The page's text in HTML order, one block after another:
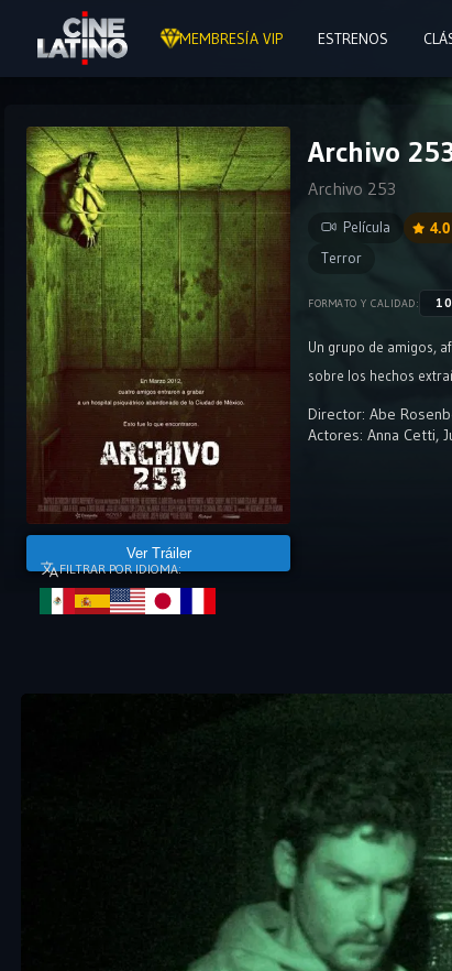
MEMBRESÍA VIP ESTRENOS
Ver Tráiler
Archivo
Archivo 253
Película 4.0
Terror
FORMATO Y CALIDAD:
Un grupo de amigos,
sobre los hechos
Director: Abe
Actores: Anna Cetti,
FILTRAR POR IDIOMA: